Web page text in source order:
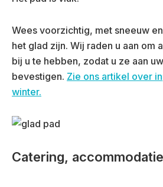
Wees voorzichtig, met sneeuw
het glad zijn. Wij raden u aan om
bij u te hebben, zodat u ze aan
bevestigen. Zie ons artikel over
winter.
Catering,